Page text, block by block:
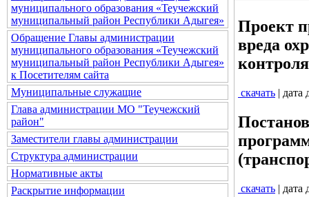
муниципального образования «Теучежский
муниципальный район Республики Адыгея»
Обращение Главы администрации
муниципального образования «Теучежский
муниципальный район Республики Адыгея»
к Посетителям сайта
Муниципальные служащие
Глава администрации МО "Теучежский
район"
Заместители главы администрации
Структура администрации
Нормативные акты
Раскрытие информации
Проект
вреда
скачать | дата
скачать | дата